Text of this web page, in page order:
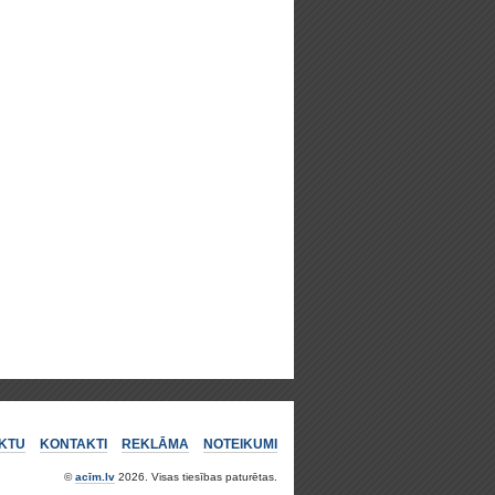
KONTAKTI REKLĀMA NOTEIKUMI
©acīm.lv 2026. Visas tiesības paturētas.